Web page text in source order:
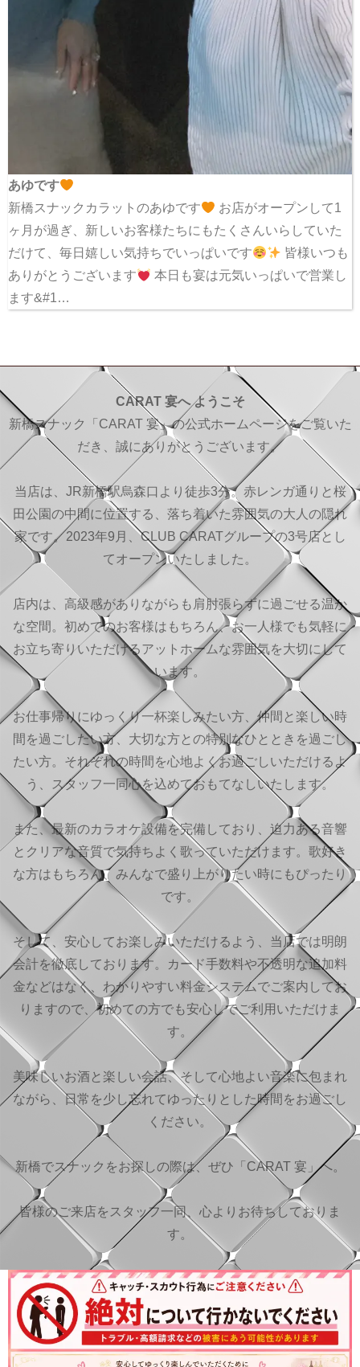
あゆです
新橋スナックカラットのあゆです
お店がオープンして1
ヶ月が過ぎ、新しいお客様たちにもたくさんいらしていた
だけて、毎日嬉しい気持ちでいっぱいです
皆様いつも
ありがとうございます
本日も宴は元気いっぱいで営業し
ます&#1…
CARAT 宴へ ようこそ
新橋スナック「CARAT 宴」の公式ホームページをご覧いた
だき、誠にありがとうございます。
当店は、JR新橋駅烏森口より徒歩3分。赤レンガ通りと桜
田公園の中間に位置する、落ち着いた雰囲気の大人の隠れ
家です。2023年9月、CLUB CARATグループの3号店とし
てオープンいたしました。
店内は、高級感がありながらも肩肘張らずに過ごせる温か
な空間。初めてのお客様はもちろん、お一人様でも気軽に
お立ち寄りいただけるアットホームな雰囲気を大切にして
います。
お仕事帰りにゆっくり一杯楽しみたい方、仲間と楽しい時
間を過ごしたい方、大切な方との特別なひとときを過ごし
たい方。それぞれの時間を心地よくお過ごしいただけるよ
う、スタッフ一同心を込めておもてなしいたします。
また、最新のカラオケ設備を完備しており、迫力ある音響
とクリアな音質で気持ちよく歌っていただけます。歌好き
な方はもちろん、みんなで盛り上がりたい時にもぴったり
です。
そして、安心してお楽しみいただけるよう、当店では明朗
会計を徹底しております。カード手数料や不透明な追加料
金などはなく、わかりやすい料金システムでご案内してお
りますので、初めての方でも安心してご利用いただけま
す。
美味しいお酒と楽しい会話、そして心地よい音楽に包まれ
ながら、日常を少し忘れてゆったりとした時間をお過ごし
ください。
新橋でスナックをお探しの際は、ぜひ「CARAT 宴」へ。
皆様のご来店をスタッフ一同、心よりお待ちしておりま
す。